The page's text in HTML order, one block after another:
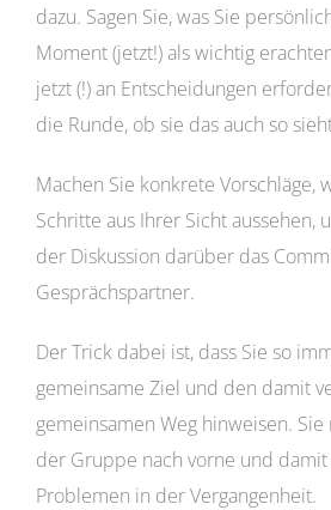
dazu. Sagen Sie, was Sie
Moment (jetzt!) als wichtig
jetzt (!) an Entscheidungen
die Runde, ob sie das auch so
Machen Sie konkrete Vorschläge,
Schritte aus Ihrer Sicht aussehen,
der Diskussion darüber das
Gesprächspartner.
Der Trick dabei ist, dass Sie so
gemeinsame Ziel und den damit
gemeinsamen Weg hinweisen.
der Gruppe nach vorne und damit
Problemen in der Vergangenheit.